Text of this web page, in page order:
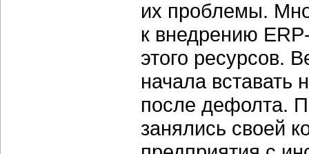
их проблемы.
к внедрению
этого ресурсов.
начала вставать
после дефолта.
занялись своей